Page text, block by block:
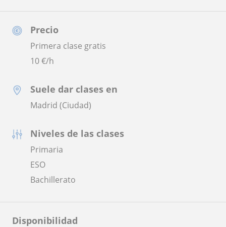
Precio
Primera clase gratis
10€/h
Suele dar clases en
Madrid (Ciudad)
Niveles de las clases
Primaria
ESO
Bachillerato
Disponibilidad